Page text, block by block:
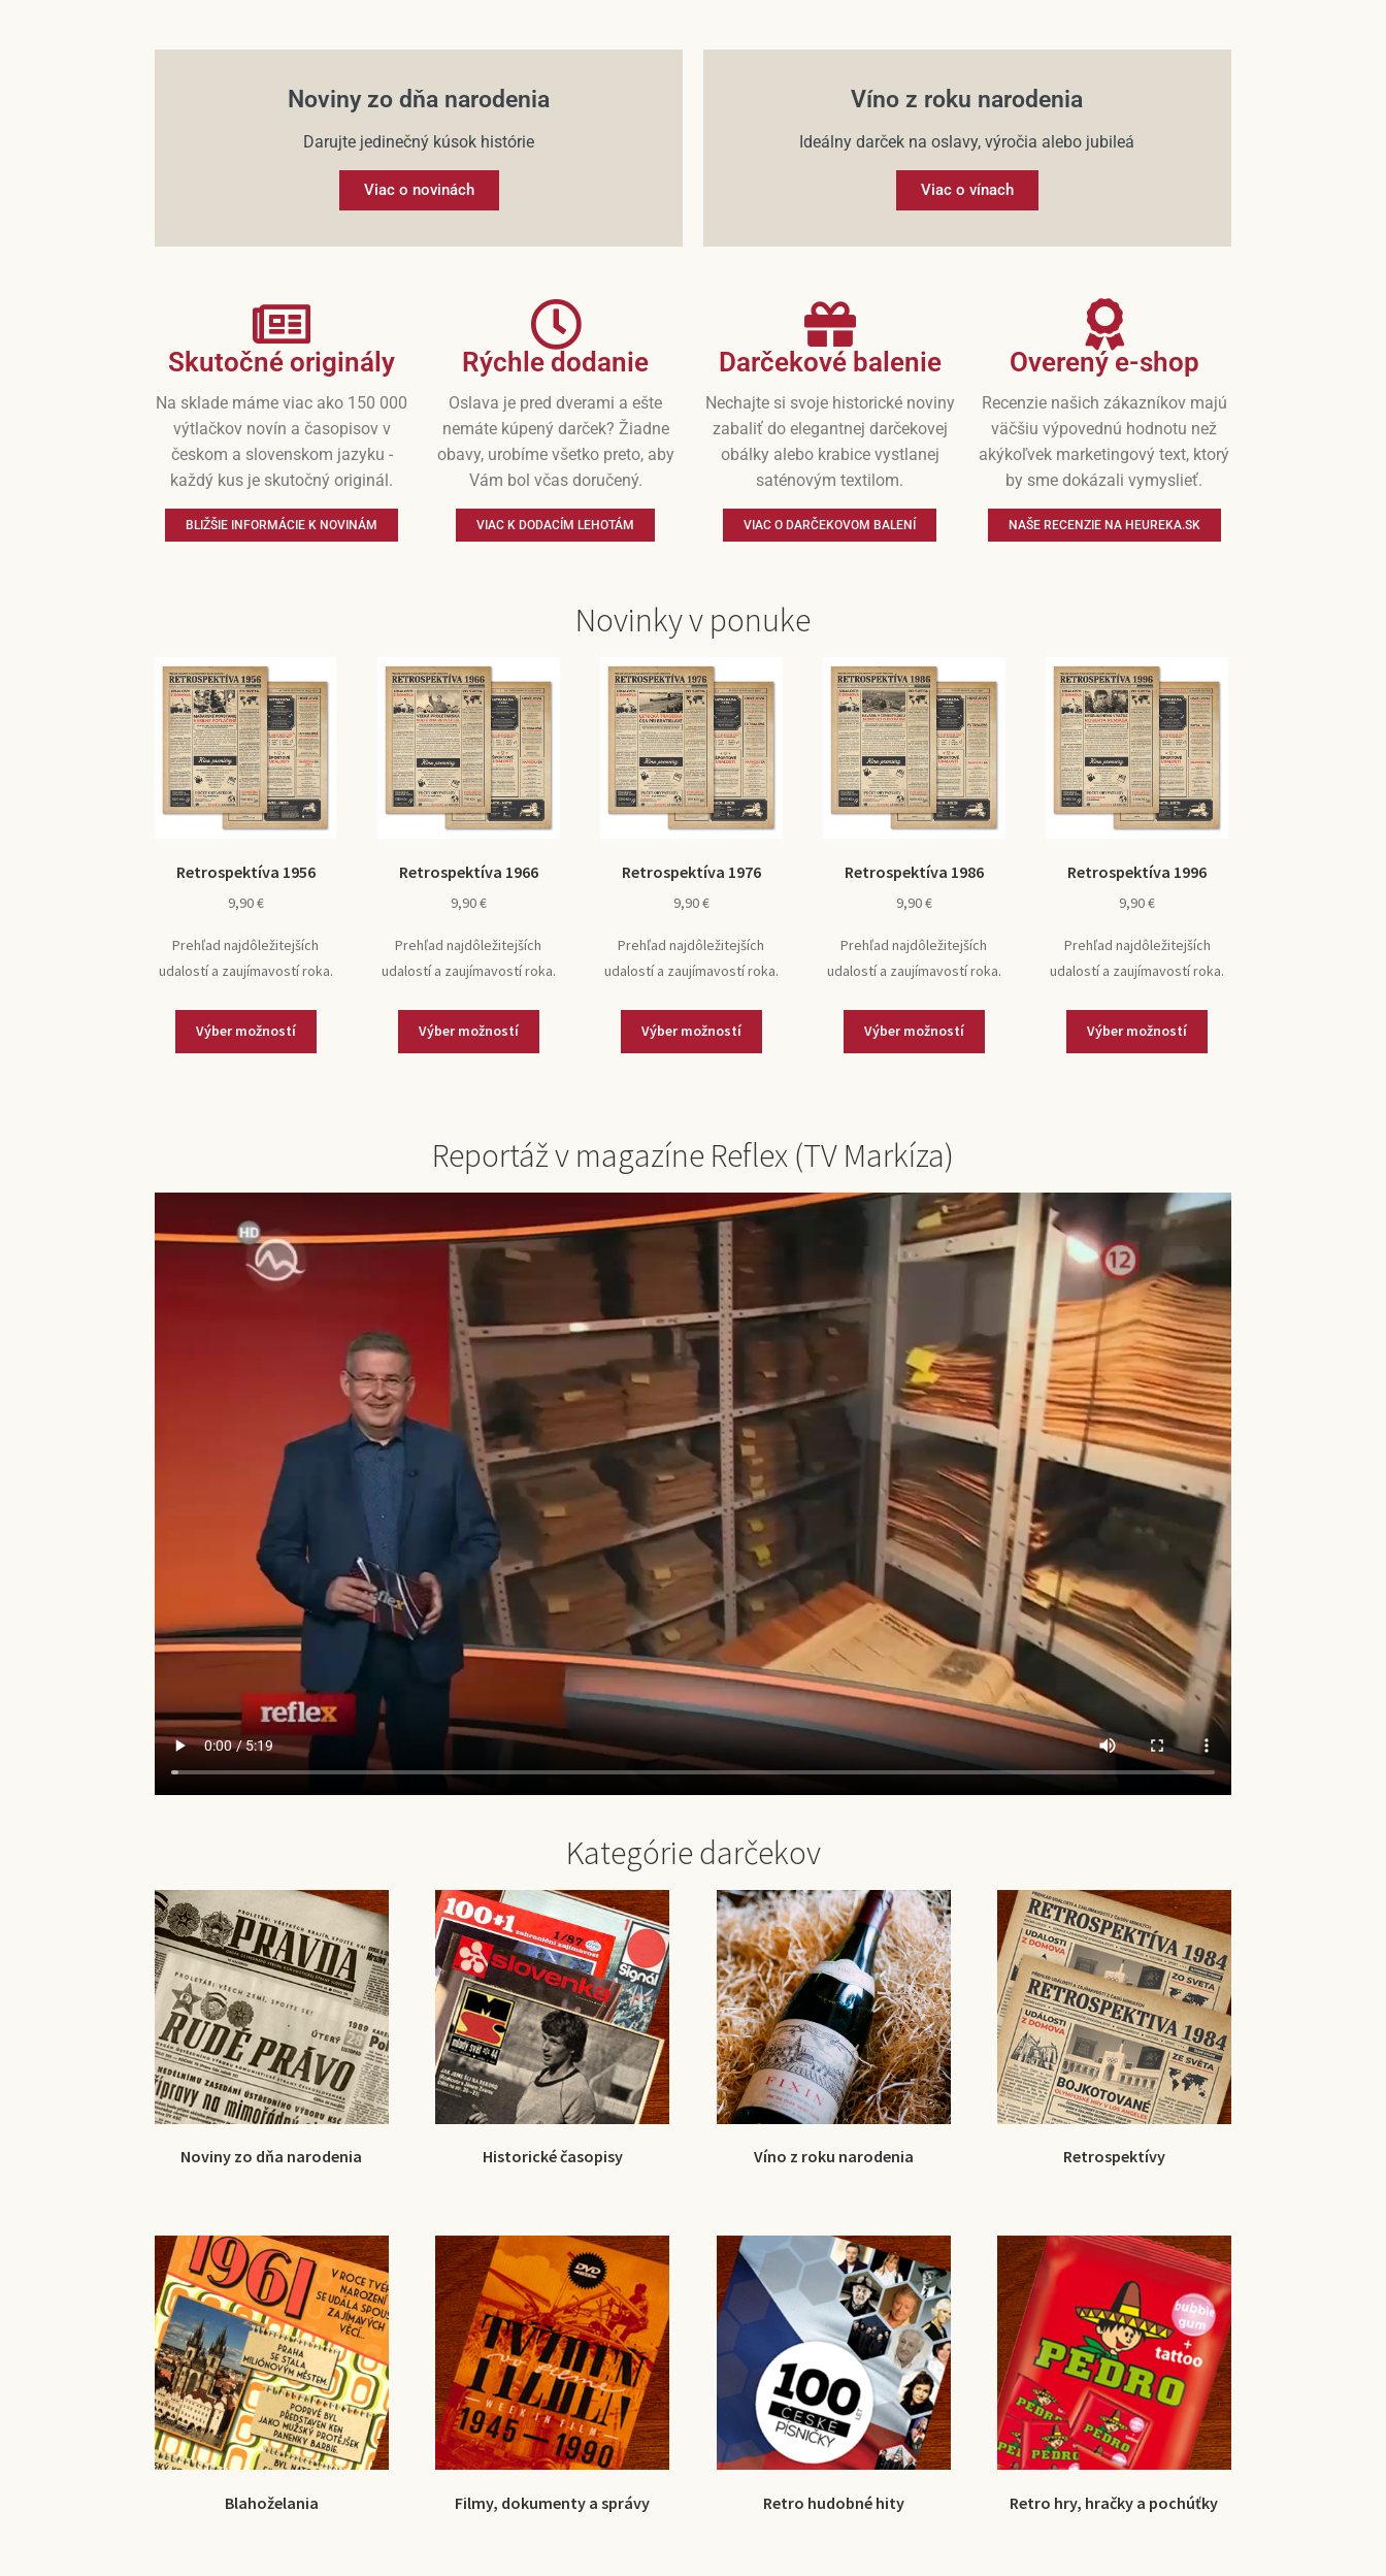
Noviny zo dňa narodenia
Darujte jedinečný kúsok histórie
Viac o novinách
Víno z roku narodenia
Ideálny darček na oslavy, výročia alebo jubileá
Viac o vínach
Skutočné originály
Na sklade máme viac ako 150 000
výtlačkov novín a časopisov v
českom a slovenskom jazyku -
každý kus je skutočný originál.
BLIŽŠIE INFORMÁCIE K NOVINÁM
Rýchle dodanie
Oslava je pred dverami a ešte
nemáte kúpený darček? Žiadne
obavy, urobíme všetko preto, aby
Vám bol včas doručený.
VIAC K DODACÍM LEHOTÁM
Darčekové balenie
Nechajte si svoje historické noviny
zabaliť do elegantnej darčekovej
obálky alebo krabice vystlanej
saténovým textilom.
VIAC O DARČEKOVOM BALENÍ
Overený e-shop
Recenzie našich zákazníkov majú
väčšiu výpovednú hodnotu než
akýkoľvek marketingový text, ktorý
by sme dokázali vymyslieť.
NAŠE RECENZIE NA HEUREKA.SK
Novinky v ponuke
Retrospektíva 1956
9,90€
Prehľad najdôležitejších
udalostí a zaujímavostí roka.
Výber možností
Retrospektíva 1966
9,90€
Prehľad najdôležitejších
udalostí a zaujímavostí roka.
Výber možností
Retrospektíva 1976
9,90€
Prehľad najdôležitejších
udalostí a zaujímavostí roka.
Výber možností
Retrospektíva 1986
9,90€
Prehľad najdôležitejších
udalostí a zaujímavostí roka.
Výber možností
Retrospektíva 1996
9,90€
Prehľad najdôležitejších
udalostí a zaujímavostí roka.
Výber možností
Reportáž v magazíne Reflex (TV Markíza)
Kategórie darčekov
Noviny zo dňa narodenia Historické časopisy Víno z roku narodenia Retrospektívy
Blahoželania Filmy, dokumenty a správy Retro hudobné hity Retro hry, hračky a pochúťky